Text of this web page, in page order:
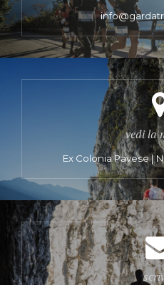
vedi la
Ex Colonia Pavese |